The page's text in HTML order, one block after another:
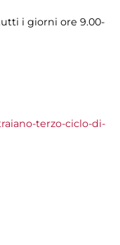
i giorni ore 9.00-
terzo-ciclo-di-